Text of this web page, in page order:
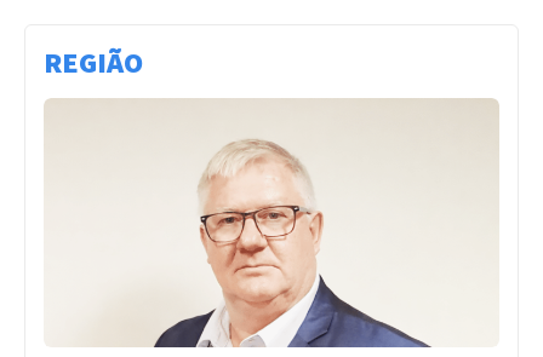
REGIÃO